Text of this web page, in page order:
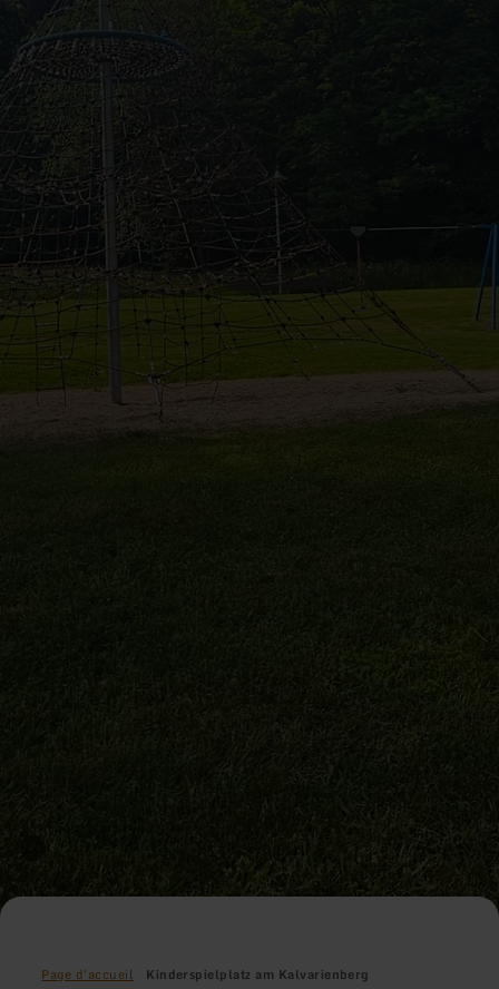
Page d'accueil Kinderspielplatz am Kalvarienberg